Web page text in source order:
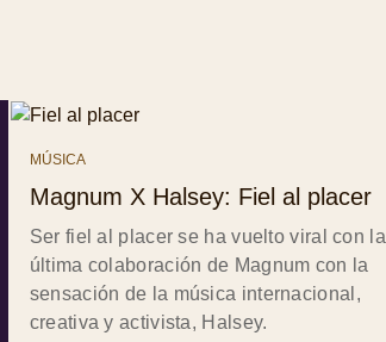
MÚSICA
Magnum X Halsey: Fiel al placer
Ser fiel al placer se ha vuelto viral con la
última colaboración de Magnum con la
sensación de la música internacional,
creativa y activista, Halsey.